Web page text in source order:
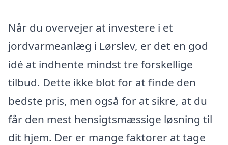
Når du overvejer at investere i et
jordvarmeanlæg i Lørslev, er det en god
idé at indhente mindst tre forskellige
tilbud. Dette ikke blot for at finde den
bedste pris, men også for at sikre, at du
får den mest hensigtsmæssige løsning til
dit hjem. Der er mange faktorer at tage